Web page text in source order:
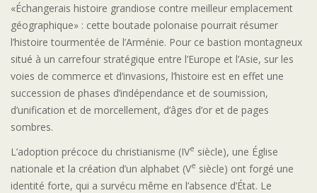
«Échangerais histoire grandiose contre meilleur emplacement
géographique» : cette boutade polonaise pourrait résumer
l’histoire tourmentée de l’Arménie. Pour ce bastion montagneux
situé à un carrefour stratégique entre l’Europe et l’Asie, sur les
voies de commerce et d’invasions, l’histoire est en effet une
succession de phases d’indépendance et de soumission,
d’unification et de morcellement, d’âges d’or et de pages
sombres.
L’adoption précoce du christianisme (IVe siècle), une Église
nationale et la création d’un alphabet (Ve siècle) ont forgé une
identité forte, qui a survécu même en l’absence d’État. Le